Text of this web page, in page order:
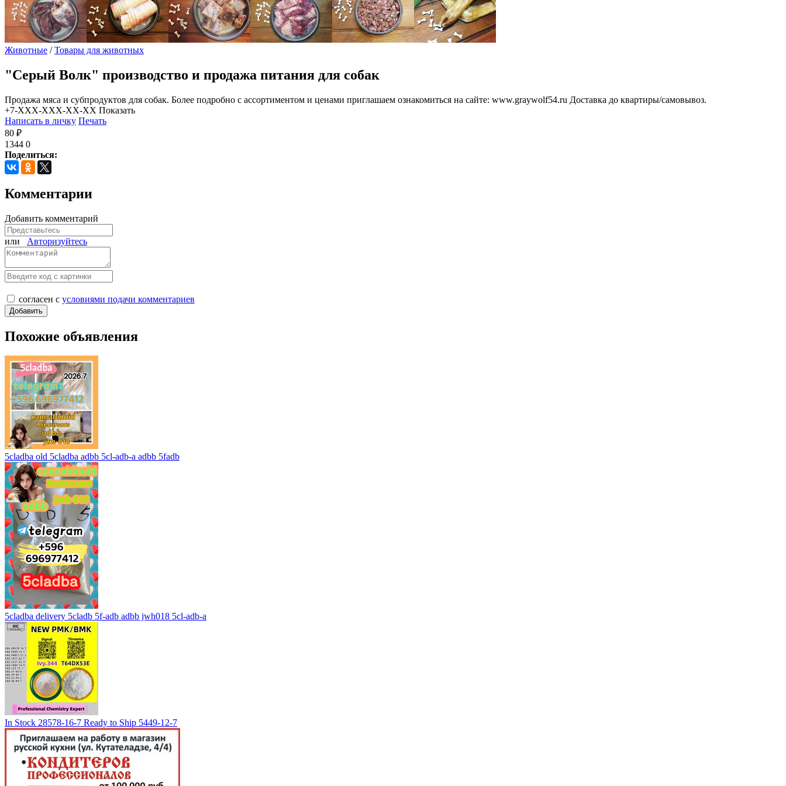
Животные /Товары для животных
"Серый Волк" производство и продажа питания для собак
Продажа мяса и субпродуктов для собак. Более подробно с ассортиментом и ценами приглашаем ознакомиться на сайте: www.graywolf54.ru Доставка до квартиры/самовывоз.
+7-XXX-XXX-XX-XX Показать
Написать в личку Печать
80 ₽
1344 0
Поделиться:
Комментарии
Добавить комментарий
или Авторизуйтесь
согласен с условиями подачи комментариев
Похожие объявления
5cladba old 5cladba adbb 5cl-adb-a adbb 5fadb
5cladba delivery 5cladb 5f-adb adbb jwh018 5cl-adb-a
In Stock 28578-16-7 Ready to Ship 5449-12-7